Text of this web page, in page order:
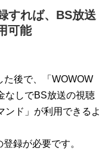
すれば、BS放送
可能
た後で、「WOWOW
なしでBS放送の視聴
ンド」が利用できるよ
録が必要です。